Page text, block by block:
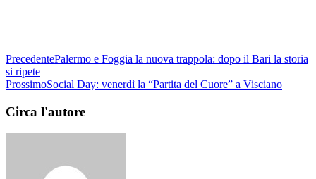
PrecedentePalermo e Foggia la nuova trappola: dopo il Bari la storia
si ripete
ProssimoSocial Day: venerdì la “Partita del Cuore” a Visciano
Circa l'autore